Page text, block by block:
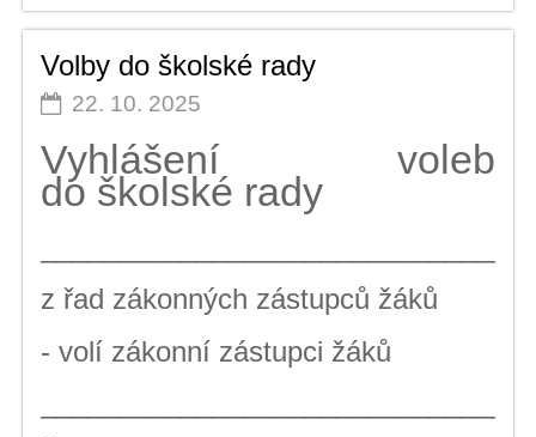
ŠKOLSKÉ
ZA
RODIČE
-
KANDIDÁTI:
Volby do školské rady
22. 10. 2025
Vyhlášení voleb
do školské rady
z řad zákonných zástupců žáků
- volí zákonní zástupci žáků